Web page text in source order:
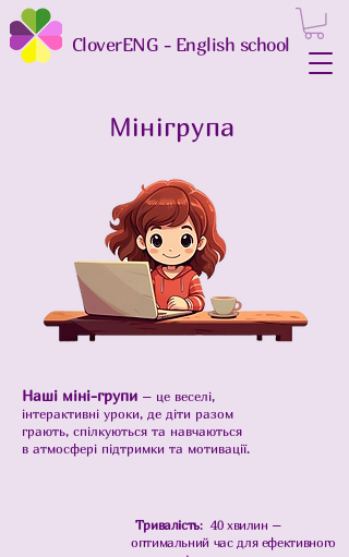
CloverENG - English school
Мінігрупа
Наші міні-групи – це веселі,
інтерактивні уроки, де діти разом
грають, спілкуються та навчаються
в атмосфері підтримки та мотивації.
Тривалість: 40 хвилин –
оптимальний час для ефективного